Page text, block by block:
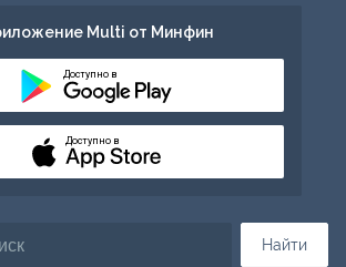
Найти
Multi от Минфин
Доступно в
Доступно в